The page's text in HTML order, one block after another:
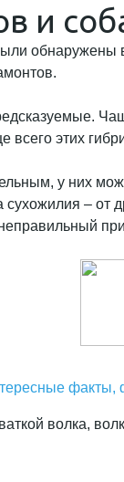
и
этих
у них
–